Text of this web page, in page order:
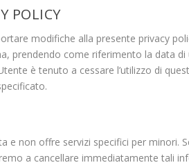
POLICY
modifiche alla presente privacy
prendendo come riferimento la data
è tenuto a cessare l’utilizzo di
e non offre servizi specifici per minori.
a cancellare immediatamente tali